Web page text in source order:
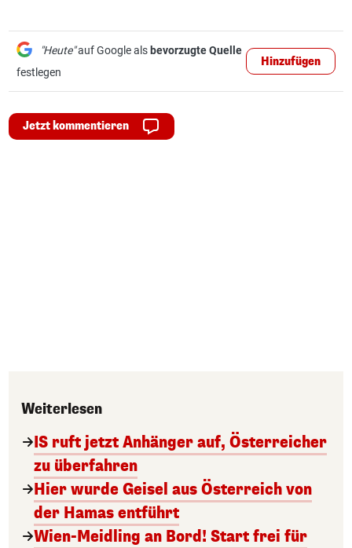
"Heute"auf Google als bevorzugte Quelle
festlegen
Hinzufügen
Jetzt kommentieren
Weiterlesen
IS ruft jetzt Anhänger auf, Österreicher
zu überfahren
Hier wurde Geisel aus Österreich von
der Hamas entführt
Wien-Meidling an Bord! Start frei für